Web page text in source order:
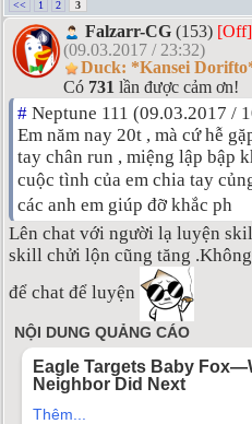
<< 1 2 3
Falzarr-CG (153) [Off]
(09.03.2017 / 23:32)
Duck: *Kansei
Có 731 lần được cảm ơn!
# Neptune 111 (09.03.2017 /
Em năm nay 20t , mà cứ hễ
tay chân run , miệng lập bập
cuộc tình của em chia tay
các anh em giúp đỡ khắc ph
Lên chat với người lạ luyện
skill chửi lộn cũng tăng
để chat để luyện